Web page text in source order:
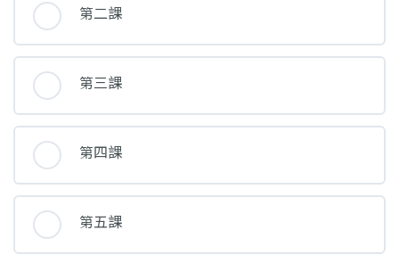
第二課
第三課
第四課
第五課